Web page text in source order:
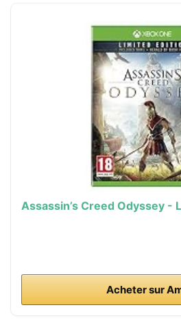
Assassin’s Creed Odyssey -
Acheter sur